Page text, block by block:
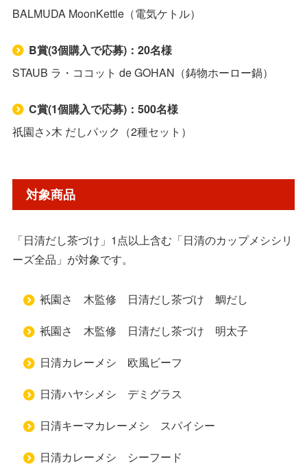
BALMUDA MoonKettle（電気ケトル）
B賞(3個購入で応募)：20名様
STAUB ラ・ココット de GOHAN（鋳物ホーロー鍋）
C賞(1個購入で応募)：500名様
祇園さ>木 だしパック（2種セット）
対象商品
「日清だし茶づけ」1点以上含む「日清のカップメシシリ
ーズ全品」が対象です。
衹園さゝ木監修 日清だし茶づけ 鯛だし
衹園さゝ木監修 日清だし茶づけ 明太子
日清カレーメシ 欧風ビーフ
日清ハヤシメシ デミグラス
日清キーマカレーメシ スパイシー
日清カレーメシ シーフード